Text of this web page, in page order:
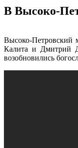
В Высоко-
Высоко-Петровский
Калита и Дмитрий
возобновились